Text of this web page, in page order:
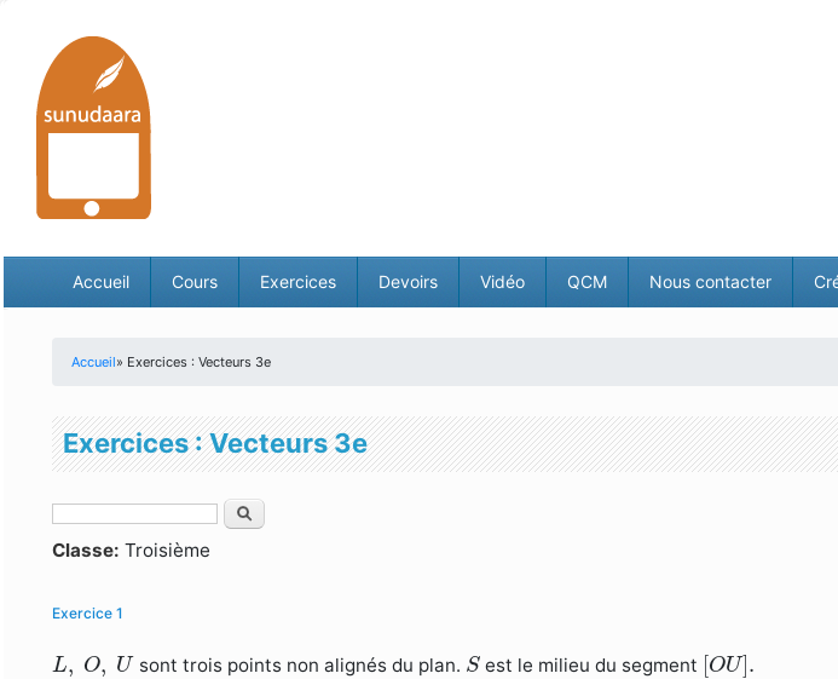
Accueil Cours Exercices Devoirs Vidéo QCM Nous contacter
Accueil» Exercices : Vecteurs 3e
Exercices : Vecteurs 3e
Formulaire de recherche
Rechercher
Classe:Troisième
Exercice 1
L, O, U
L O, U sont trois points non alignés du plan. S
Sest le milieu du segment [OU].
[OU]